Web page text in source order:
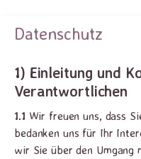
Datenschutz
1) Einleitung und
Verantwortlichen
1.1 Wir freuen uns, dass
bedanken uns für Ihr
wir Sie über den Umgang